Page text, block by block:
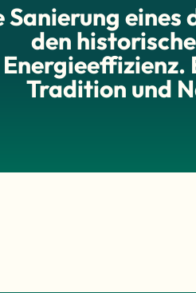
Sanierung
den
Energieeffizienz.
Tradition und